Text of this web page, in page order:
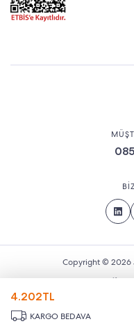
4.202TL
KARGO BEDAVA
Copyright © 2026